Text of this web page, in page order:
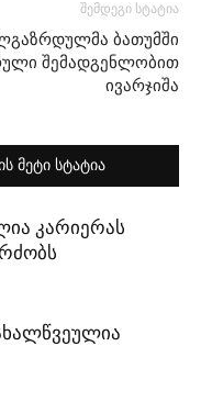
შემდეგი სტატია
ბათუმში
შემადგენლობით
ივარჯიშა
მეტი სტატია
კარიერას